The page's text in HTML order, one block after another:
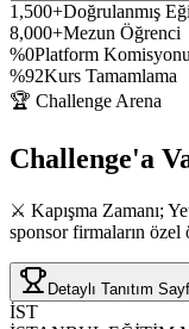
1,500+Doğrulanmış
8,000+Mezun Öğrenci
%0Platform Komisyonu
%92Kurs Tamamlama
🏆 Challenge Arena
Challenge'a
⚔️ Kapışma Zamanı;
sponsor firmaların özel
Detaylı Tanıtım
İST